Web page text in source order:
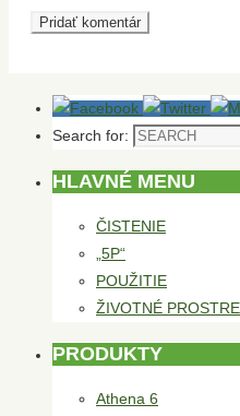
Search for:
HLAVNÉ MENU
ČISTENIE
„5P“
POUŽITIE
ŽIVOTNÉ
PRODUKTY
Athena 6